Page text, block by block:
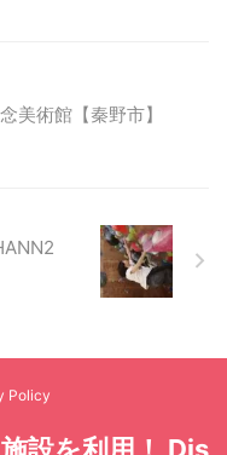
美術館【秦野市】
Policy
設を利用！ Dis